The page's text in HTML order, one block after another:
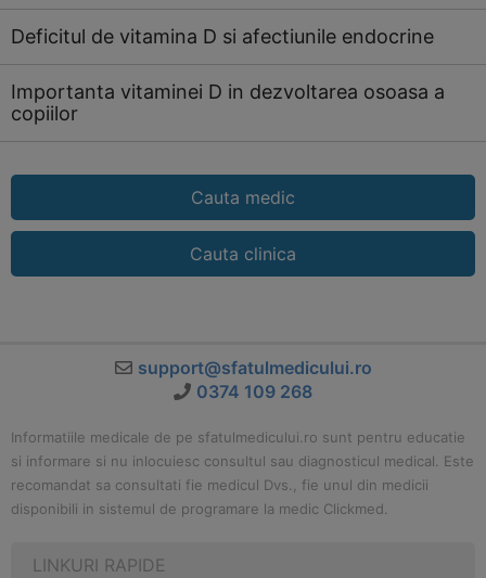
Deficitul de vitamina D si afectiunile endocrine
Importanta vitaminei D in dezvoltarea osoasa a
copiilor
Cauta medic
Cauta clinica
support@sfatulmedicului.ro
0374 109 268
Informatiile medicale de pe sfatulmedicului.ro sunt pentru educatie
si informare si nu inlocuiesc consultul sau diagnosticul medical. Este
recomandat sa consultati fie medicul Dvs., fie unul din medicii
disponibili in sistemul de programare la medic Clickmed.
LINKURI RAPIDE